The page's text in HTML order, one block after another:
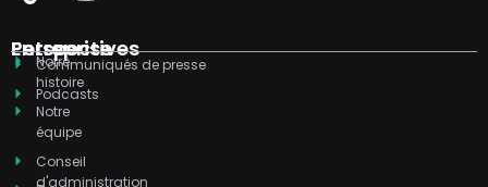
d
n
t
t
e
g
r
o
o
k b
e
Entreprise
Notre
histoire
Notre
équipe
Conseil
d'administration
Perspectives
Communiqués de presse
Podcasts